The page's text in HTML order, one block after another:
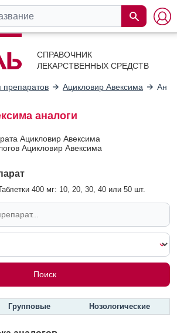
СПРАВОЧНИК
ЛЕКАРСТВЕННЫХ СРЕДСТВ
Ацикловир Авексима
аналоги
Ацикловир Авексима
Ацикловир Авексима
400 мг: 10, 20, 30, 40 или 50 шт.
Групповые Нозологические